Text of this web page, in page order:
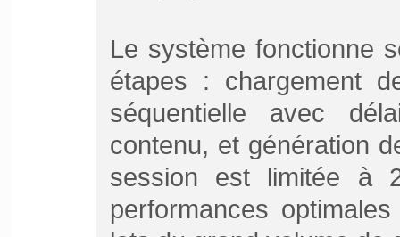
Le système fonctionne
étapes : chargement
séquentielle avec
contenu, et génération
session est limitée à
performances